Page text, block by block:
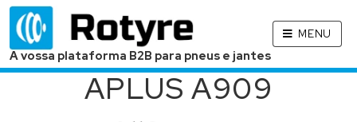
A vossa plataforma B2B para pneus e jantes
MENU
APLUS A909